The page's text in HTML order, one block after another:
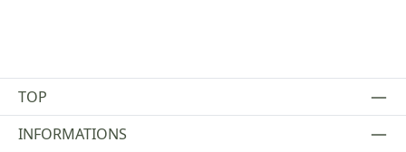
TOP
INFORMATIONS